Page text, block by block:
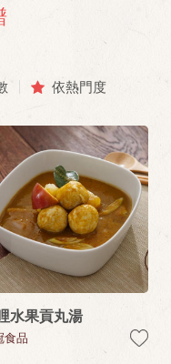
依熱門度
水果貢丸湯
食品